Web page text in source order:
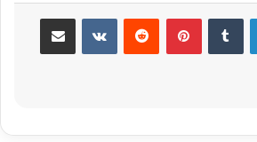
لينكدإن
‏Tumblr بينتيريست
‏Reddit
‏VKontakte مشاركة عبر البريد